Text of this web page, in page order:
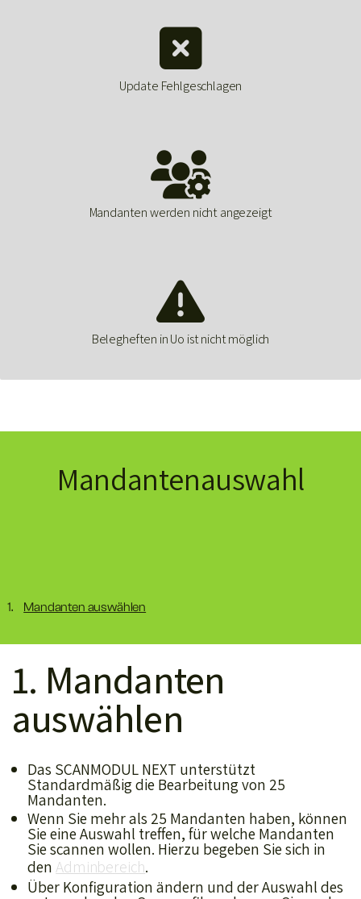

Update Fehlgeschlagen

Mandanten werden nicht angezeigt

Belegheften in Uo ist nicht möglich
Mandantenauswahl
Mandanten auswählen
1. Mandanten
auswählen
Das SCANMODUL NEXT unterstützt
Standardmäßig die Bearbeitung von 25
Mandanten.
Wenn Sie mehr als 25 Mandanten haben, können
Sie eine Auswahl treffen, für welche Mandanten
Sie scannen wollen. Hierzu begeben Sie sich in
denAdminbereich.
Über Konfiguration ändern und der Auswahl des